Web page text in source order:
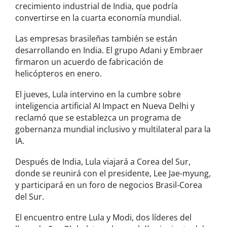
crecimiento industrial de India, que podría
convertirse en la cuarta economía mundial.
Las empresas brasileñas también se están
desarrollando en India. El grupo Adani y Embraer
firmaron un acuerdo de fabricación de
helicópteros en enero.
El jueves, Lula intervino en la cumbre sobre
inteligencia artificial AI Impact en Nueva Delhi y
reclamó que se establezca un programa de
gobernanza mundial inclusivo y multilateral para la
IA.
Después de India, Lula viajará a Corea del Sur,
donde se reunirá con el presidente, Lee Jae-myung,
y participará en un foro de negocios Brasil-Corea
del Sur.
El encuentro entre Lula y Modi, dos líderes del